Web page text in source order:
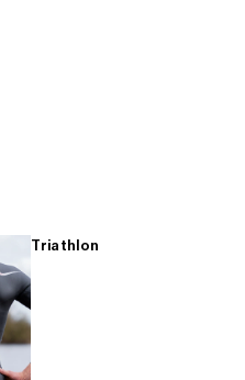
Triathlon